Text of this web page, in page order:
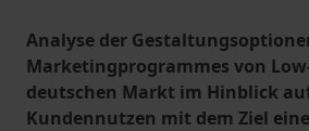
Analyse der
Marketingprogrammes von
deutschen Markt im Hinblick
Kundennutzen mit dem Ziel